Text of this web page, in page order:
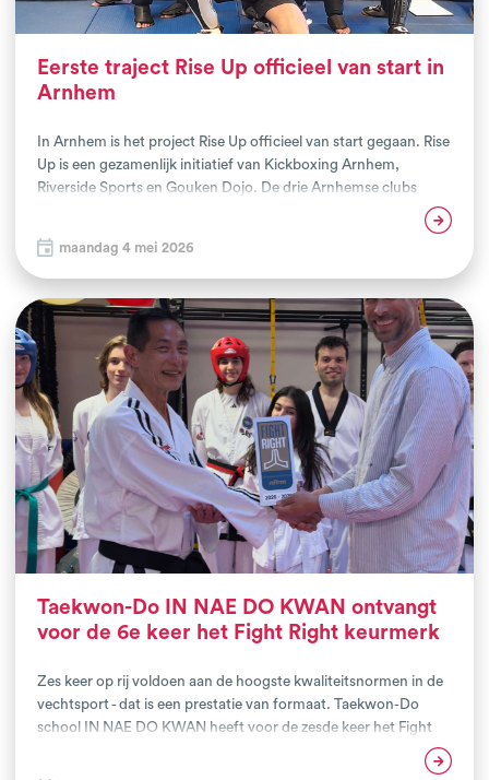
Eerste traject Rise Up officieel van start in
Arnhem
In Arnhem is het project Rise Up officieel van start gegaan. Rise
Up is een gezamenlijk initiatief van Kickboxing Arnhem,
Riverside Sports en Gouken Dojo. De drie Arnhemse clubs
samenwerking . Net als bij Vechtende Jongeren wordt binnen
het nieuwe Arnhemse project vechtsport ingezet om jongeren
te ondersteunen in hun mentale gezondheid en persoonlijke
ontwikkeling. Doel is om hen gedurende het
begeleidingstraject stappen te laten zetten naar een positieve
toekomst.
maandag 4 mei 2026
Taekwon-Do IN NAE DO KWAN ontvangt
voor de 6e keer het Fight Right keurmerk
Zes keer op rij voldoen aan de hoogste kwaliteitsnormen in de
vechtsport - dat is een prestatie van formaat. Taekwon-Do
school IN NAE DO KWAN heeft voor de zesde keer het Fight